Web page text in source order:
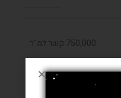
750,000 קשר למ"ר